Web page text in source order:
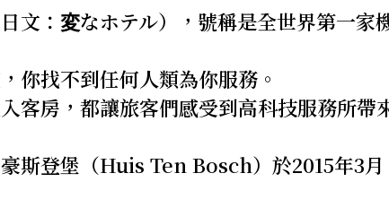
：変なホテル），號稱是全世界第一家
你找不到任何人類為你服務。
客房，都讓旅客們感受到高科技服務所帶
斯登堡（Huis Ten Bosch）於2015年3月